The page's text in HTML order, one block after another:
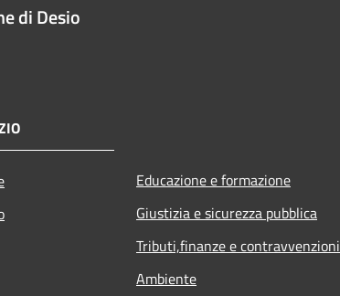
di Desio
Educazione e formazione
Giustizia e sicurezza pubblica
Tributi,finanze e contravvenzioni
Ambiente